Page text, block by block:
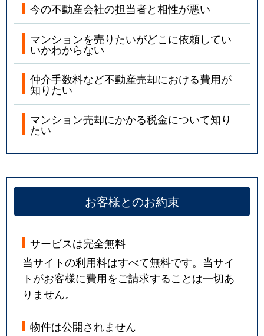
今の不動産会社の担当者と相性が悪い
マンションを売りたいがどこに依頼してい
いかわからない
仲介手数料など不動産売却における費用が
知りたい
マンション売却にかかる税金について知り
たい
お客様とのお約束
サービスは完全無料
当サイトの利用料はすべて無料です。当サイ
トがお客様に費用をご請求することは一切あ
りません。
物件は公開されません